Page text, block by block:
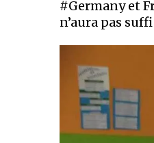
#Germany et
n’aura pas